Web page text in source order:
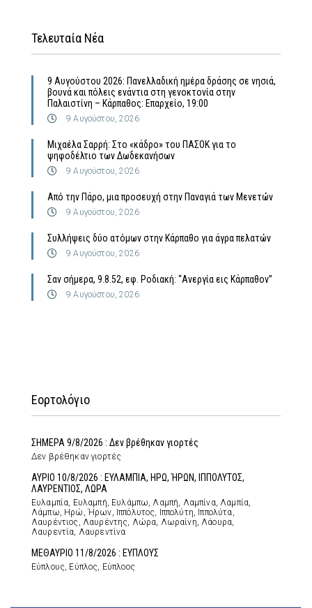
Τελευταία Νέα
9 Αυγούστου 2026: Πανελλαδική ημέρα δράσης σε νησιά,
βουνά και πόλεις ενάντια στη γενοκτονία στην
Παλαιστίνη – Κάρπαθος: Επαρχείο, 19:00
9 Αυγούστου, 2026
Μιχαέλα Σαρρή: Στο «κάδρο» του ΠΑΣΟΚ για το
ψηφοδέλτιο των Δωδεκανήσων
9 Αυγούστου, 2026
Από την Πάρο, μια προσευχή στην Παναγιά των Μενετών
9 Αυγούστου, 2026
Συλλήψεις δύο ατόμων στην Κάρπαθο για άγρα πελατών
9 Αυγούστου, 2026
Σαν σήμερα, 9.8.52, εφ. Ροδιακή: “Ανεργία εις Κάρπαθον”
9 Αυγούστου, 2026
Εορτολόγιο
ΣΗΜΕΡΑ 9/8/2026 : Δεν βρέθηκαν γιορτές
Δεν βρέθηκαν γιορτές
ΑΥΡΙΟ 10/8/2026 : ΕΥΛΑΜΠΙΑ, ΗΡΩ, ΉΡΩΝ, ΙΠΠΟΛΥΤΟΣ,
ΛΑΥΡΕΝΤΙΟΣ, ΛΩΡΑ
Ευλαμπία, Ευλαμπή, Ευλάμπω, Λαμπή, Λαμπίνα, Λαμπία,
Λάμπω, Ηρώ, Ήρων, Ιππόλυτος, Ιππολύτη, Ιππολύτα,
Λαυρέντιος, Λαυρέντης, Λώρα, Λωραίνη, Λάουρα,
Λαυρεντία, Λαυρεντίνα
ΜΕΘΑΥΡΙΟ 11/8/2026 : ΕΥΠΛΟΥΣ
Εύπλους, Εύπλος, Εύπλοος